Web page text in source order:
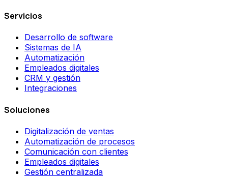
Servicios
Desarrollo de software
Sistemas de IA
Automatización
Empleados digitales
CRM y gestión
Integraciones
Soluciones
Digitalización de ventas
Automatización de procesos
Comunicación con clientes
Empleados digitales
Gestión centralizada